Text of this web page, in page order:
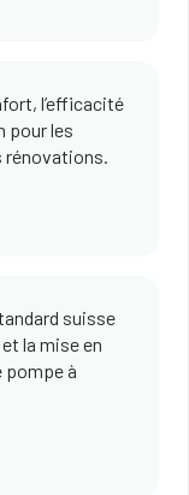
l’efficacité
pour les
rénovations.
suisse
la mise en
pompe à